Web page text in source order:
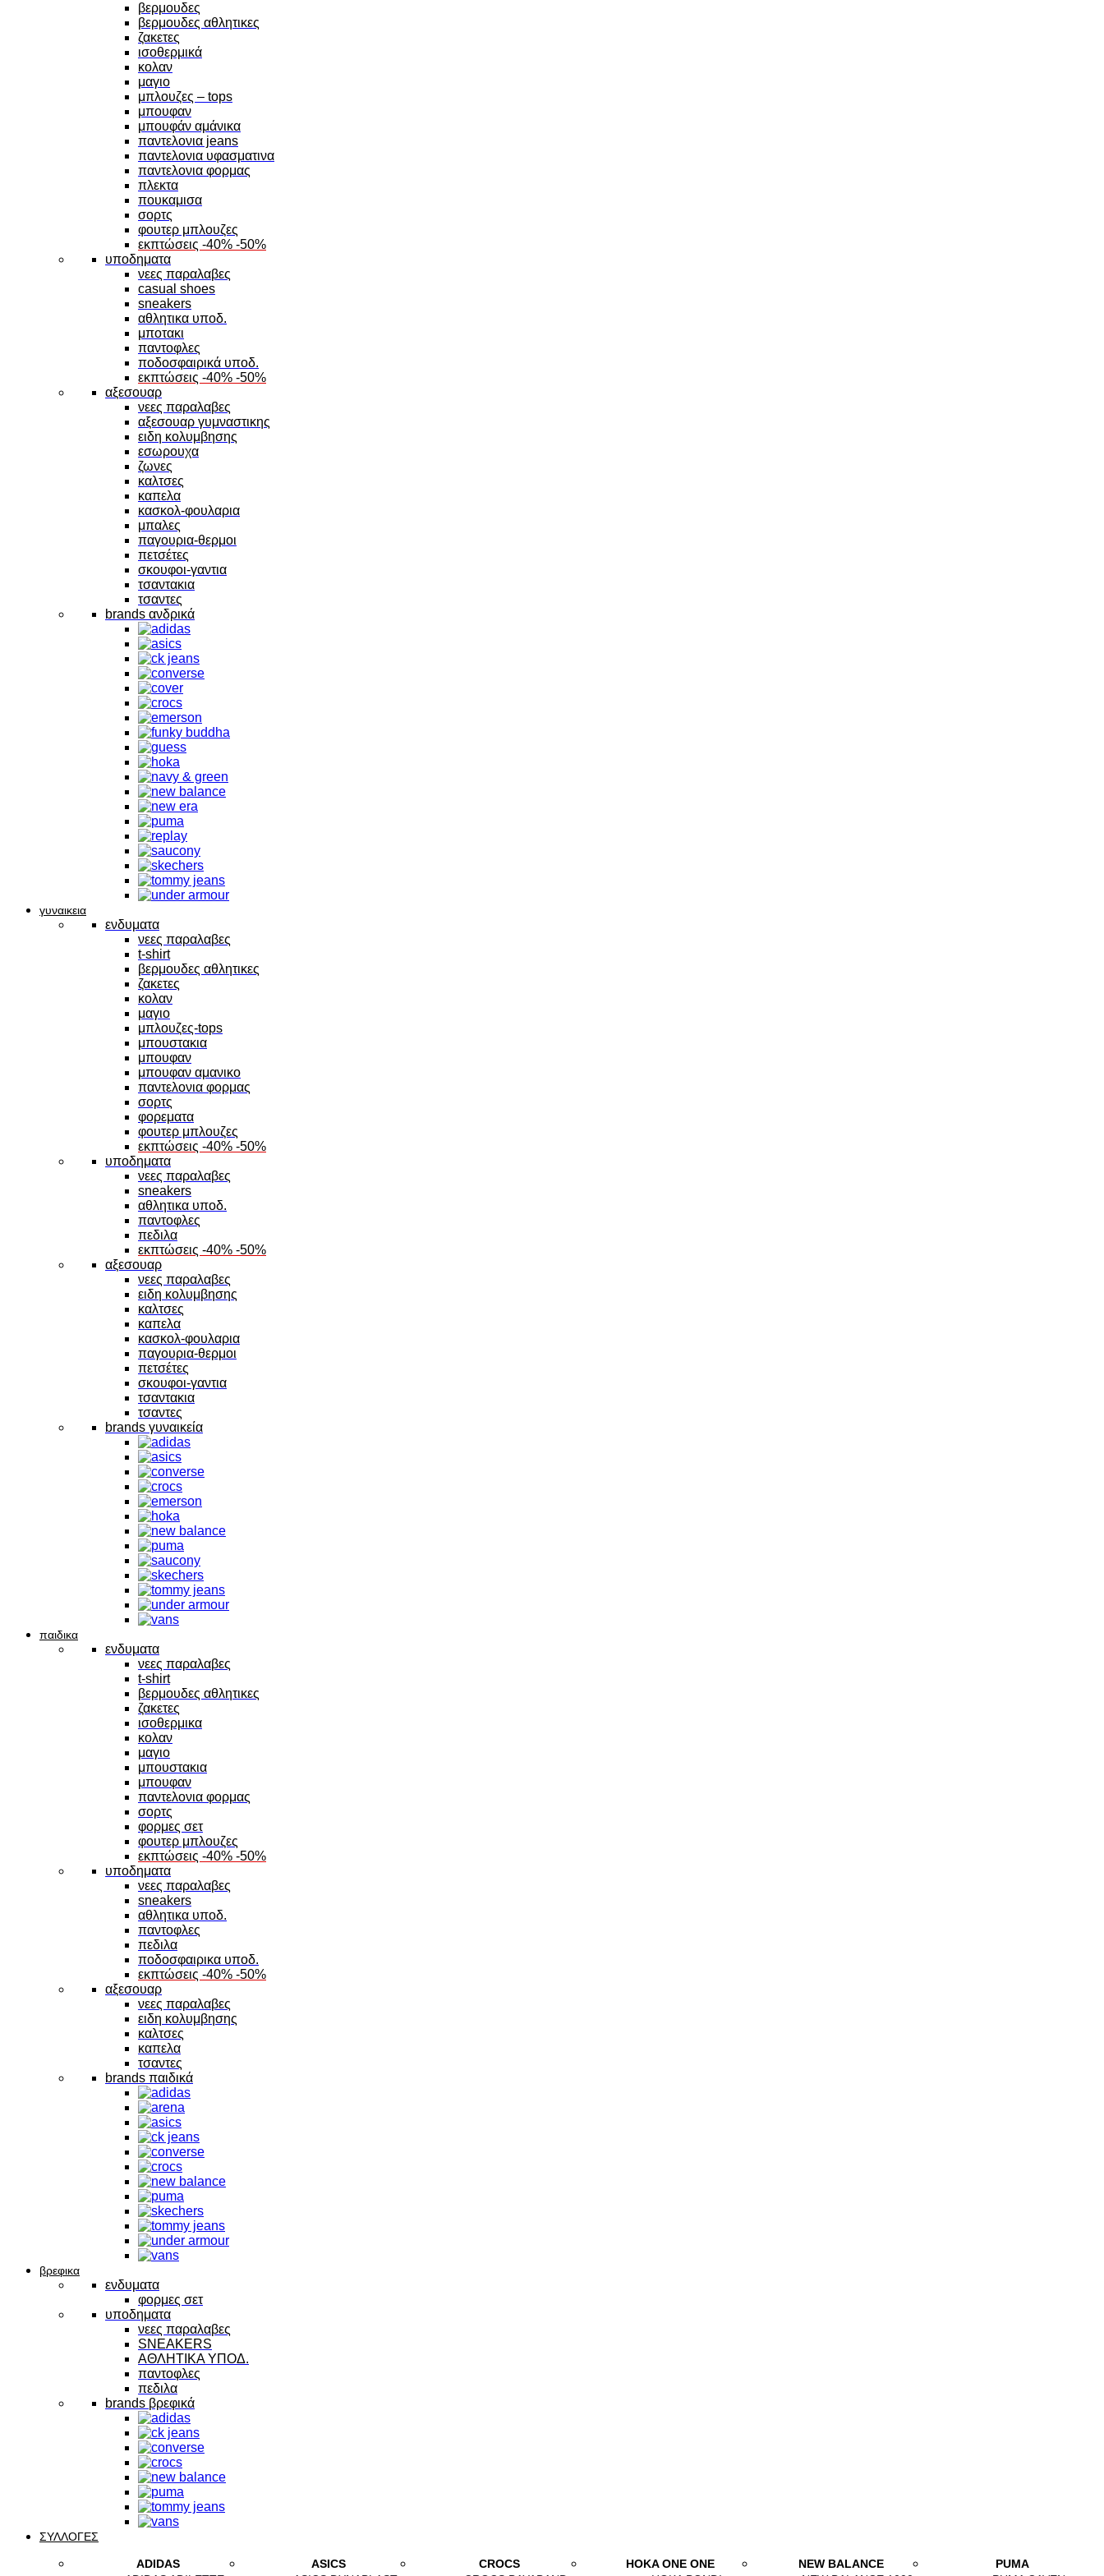
βερμουδες
βερμουδες αθλητικες
ζακετες
ισοθερμικά
κολαν
μαγιο
μπλουζες – tops
μπουφαν
μπουφάν αμάνικα
παντελονια jeans
παντελονια υφασματινα
παντελονια φορμας
πλεκτα
πουκαμισα
σορτς
φουτερ μπλουζες
εκπτώσεις -40% -50%
υποδηματα
νεες παραλαβες
casual shoes
sneakers
αθλητικα υποδ.
μποτακι
παντοφλες
ποδοσφαιρικά υποδ.
εκπτώσεις -40% -50%
αξεσουαρ
νεες παραλαβες
αξεσουαρ γυμναστικης
ειδη κολυμβησης
εσωρουχα
ζωνες
καλτσες
καπελα
κασκολ-φουλαρια
μπαλες
παγουρια-θερμοι
πετσέτες
σκουφοι-γαντια
τσαντακια
τσαντες
brands ανδρικά
γυναικεια
ενδυματα
νεες παραλαβες
t-shirt
βερμουδες αθλητικες
ζακετες
κολαν
μαγιο
μπλουζες-tops
μπουστακια
μπουφαν
μπουφαν αμανικο
παντελονια φορμας
σορτς
φορεματα
φουτερ μπλουζες
εκπτώσεις -40% -50%
υποδηματα
νεες παραλαβες
sneakers
αθλητικα υποδ.
παντοφλες
πεδιλα
εκπτώσεις -40% -50%
αξεσουαρ
νεες παραλαβες
ειδη κολυμβησης
καλτσες
καπελα
κασκολ-φουλαρια
παγουρια-θερμοι
πετσέτες
σκουφοι-γαντια
τσαντακια
τσαντες
brands γυναικεία
παιδικα
ενδυματα
νεες παραλαβες
t-shirt
βερμουδες αθλητικες
ζακετες
ισοθερμικα
κολαν
μαγιο
μπουστακια
μπουφαν
παντελονια φορμας
σορτς
φορμες σετ
φουτερ μπλουζες
εκπτώσεις -40% -50%
υποδηματα
νεες παραλαβες
sneakers
αθλητικα υποδ.
παντοφλες
πεδιλα
ποδοσφαιρικα υποδ.
εκπτώσεις -40% -50%
αξεσουαρ
νεες παραλαβες
ειδη κολυμβησης
καλτσες
καπελα
τσαντες
brands παιδικά
βρεφικα
ενδυματα
φορμες σετ
υποδηματα
νεες παραλαβες
SNEAKERS
ΑΘΛΗΤΙΚΑ ΥΠΟΔ.
παντοφλες
πεδιλα
brands βρεφικά
ΣΥΛΛΟΓΕΣ
ADIDAS
ASICS
CROCS
HOKA ONE ONE
NEW BALANCE
PUMA